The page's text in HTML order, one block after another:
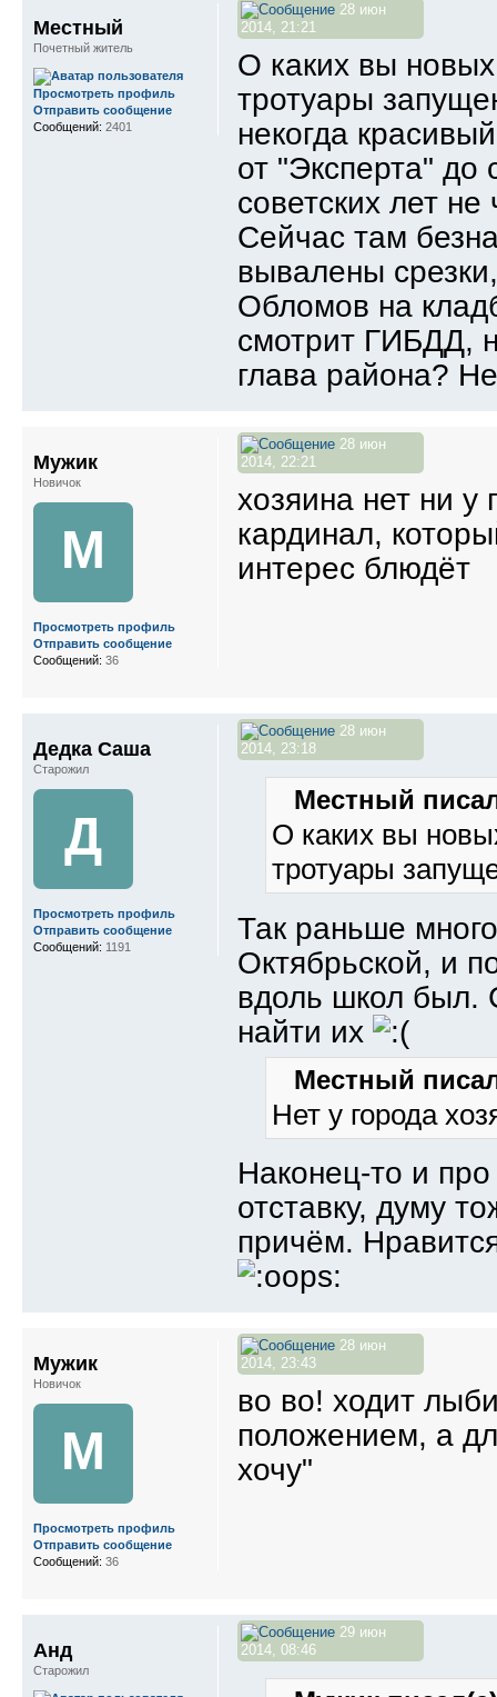
28 июн
2014, 21:21
О каких вы
тротуары
некогда
от "Эксперта" до
советских лет
Сейчас там
вывалены
Обломов на
смотрит ГИБДД,
глава района?
Местный
Почетный житель
Просмотреть профиль
Отправить сообщение
Сообщений: 2401
28 июн
2014, 22:21
хозяина нет ни у
кардинал,
интерес блюдёт
Мужик
Новичок
М
Просмотреть профиль
Отправить сообщение
Сообщений: 36
28 июн
2014, 23:18
Местный
О каких вы
тротуары
Так раньше
Октябрьской, и
вдоль школ был.
найти их
Местный
Нет у города
Наконец-то и
отставку, думу
причём.
Дедка Саша
Старожил
Д
Просмотреть профиль
Отправить сообщение
Сообщений: 1191
28 июн
2014, 23:43
во во! ходит
положением, а
хочу"
Мужик
Новичок
М
Просмотреть профиль
Отправить сообщение
Сообщений: 36
29 июн
2014, 08:46
Анд
Старожил